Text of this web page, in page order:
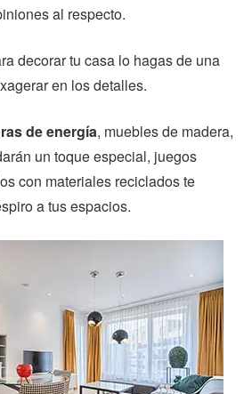
al respecto.
decorar tu casa lo hagas de una
en los detalles.
de energía, muebles de madera,
un toque especial, juegos
con materiales reciclados te
a tus espacios.